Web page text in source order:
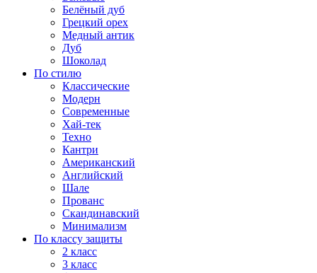
Белёный дуб
Грецкий орех
Медный антик
Дуб
Шоколад
По стилю
Классические
Модерн
Современные
Хай-тек
Техно
Кантри
Американский
Английский
Шале
Прованс
Скандинавский
Минимализм
По классу защиты
2 класс
3 класс